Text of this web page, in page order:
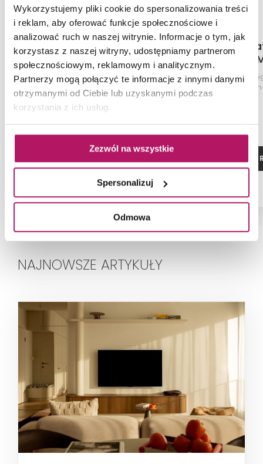
Wykorzystujemy pliki cookie do spersonalizowania treści
i reklam, aby oferować funkcje społecznościowe i
analizować ruch w naszej witrynie. Informacje o tym, jak
korzystasz z naszej witryny, udostępniamy partnerom
społecznościowym, reklamowym i analitycznym.
Partnerzy mogą połączyć te informacje z innymi danymi
otrzymanymi od Ciebie lub uzyskanymi podczas
korzystania z ich usług.
Zezwól na wszystkie
Spersonalizuj
Odmowa
Paradyż Naturstone
Grafit Cokół Poler
Dekoracja podłogowa, 7,2x59,8
cm
Paradyż
Grys
Dekoracja
cm
ZOBACZ
NAJNOWSZE ARTYKUŁY